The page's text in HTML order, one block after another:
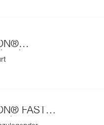
FAST